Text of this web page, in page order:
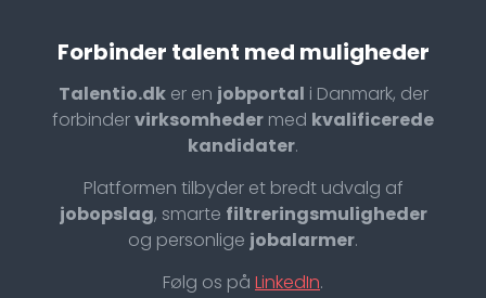
Forbinder talent med muligheder
Talentio.dker en jobportal i Danmark, der
forbindervirksomheder med kvalificerede
kandidater.
Platformen tilbyder et bredt udvalg af
jobopslag, smarte filtreringsmuligheder
og personlige jobalarmer.
Følg os på LinkedIn.